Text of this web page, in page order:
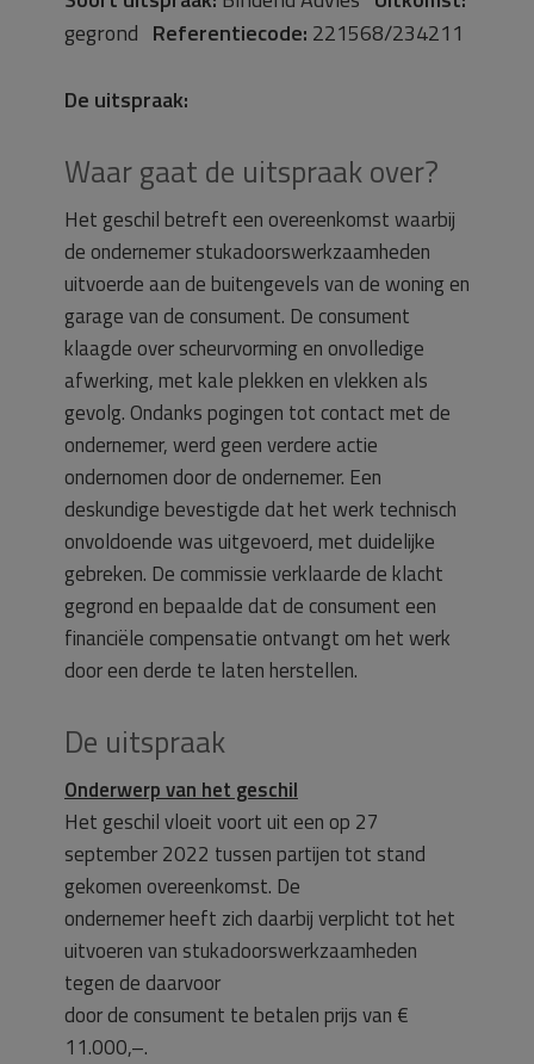
gegrond Referentiecode: 221568/234211
De uitspraak:
Waar gaat de uitspraak over?
Het geschil betreft een overeenkomst waarbij
de ondernemer stukadoorswerkzaamheden
uitvoerde aan de buitengevels van de woning en
garage van de consument. De consument
klaagde over scheurvorming en onvolledige
afwerking, met kale plekken en vlekken als
gevolg. Ondanks pogingen tot contact met de
ondernemer, werd geen verdere actie
ondernomen door de ondernemer. Een
deskundige bevestigde dat het werk technisch
onvoldoende was uitgevoerd, met duidelijke
gebreken. De commissie verklaarde de klacht
gegrond en bepaalde dat de consument een
financiële compensatie ontvangt om het werk
door een derde te laten herstellen.
De uitspraak
Onderwerp van het geschil
Het geschil vloeit voort uit een op 27
september 2022 tussen partijen tot stand
gekomen overeenkomst. De
ondernemer heeft zich daarbij verplicht tot het
uitvoeren van stukadoorswerkzaamheden
tegen de daarvoor
door de consument te betalen prijs van €
11.000,–.